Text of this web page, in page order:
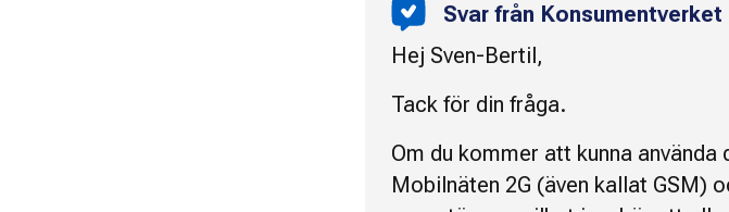
Svar från Konsumentverket
Hej Sven-Bertil,
Tack för din fråga.
Om du kommer att kunna
Mobilnäten 2G (även kallat GSM)